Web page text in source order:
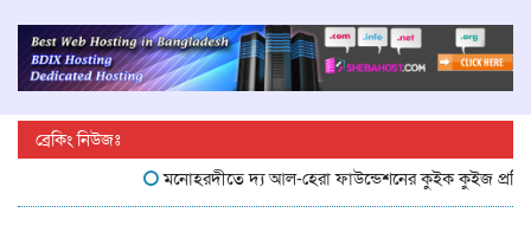
ব্রেকিং নিউজঃ
মনোহরদীতে দ্য আল-হেরা ফাউন্ডেশনের কুইক কুইজ